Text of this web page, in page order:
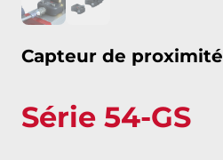
Capteur de proximité
Série 54-GS